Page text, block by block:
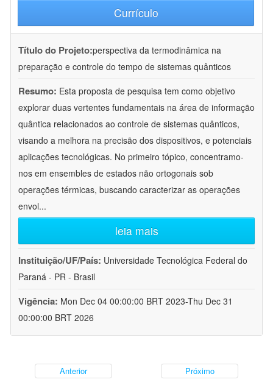
Currículo
Título do Projeto:perspectiva da termodinâmica na
preparação e controle do tempo de sistemas quânticos
Resumo: Esta proposta de pesquisa tem como objetivo
explorar duas vertentes fundamentais na área de informação
quântica relacionados ao controle de sistemas quânticos,
visando a melhora na precisão dos dispositivos, e potenciais
aplicações tecnológicas. No primeiro tópico, concentramo-
nos em ensembles de estados não ortogonais sob
operações térmicas, buscando caracterizar as operações
envol...
leia mais
Instituição/UF/País: Universidade Tecnológica Federal do
Paraná - PR - Brasil
Vigência: Mon Dec 04 00:00:00 BRT 2023-Thu Dec 31
00:00:00 BRT 2026
Anterior Próximo